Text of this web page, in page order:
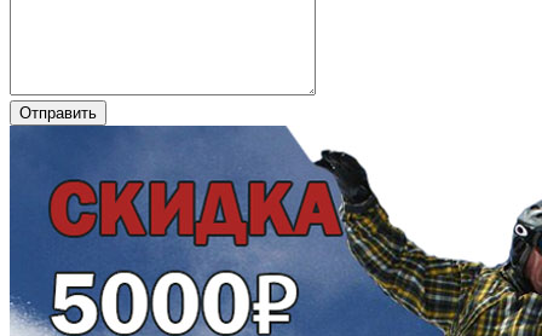
Отправить